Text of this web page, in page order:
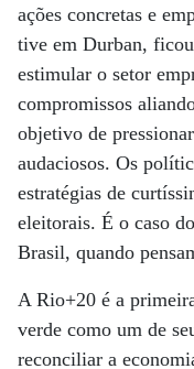
ações concretas e
tive em Durban,
estimular o setor
compromissos
objetivo de
audaciosos. Os
estratégias de
eleitorais. É o caso
Brasil, quando
A Rio+20 é a
verde como um de
reconciliar a